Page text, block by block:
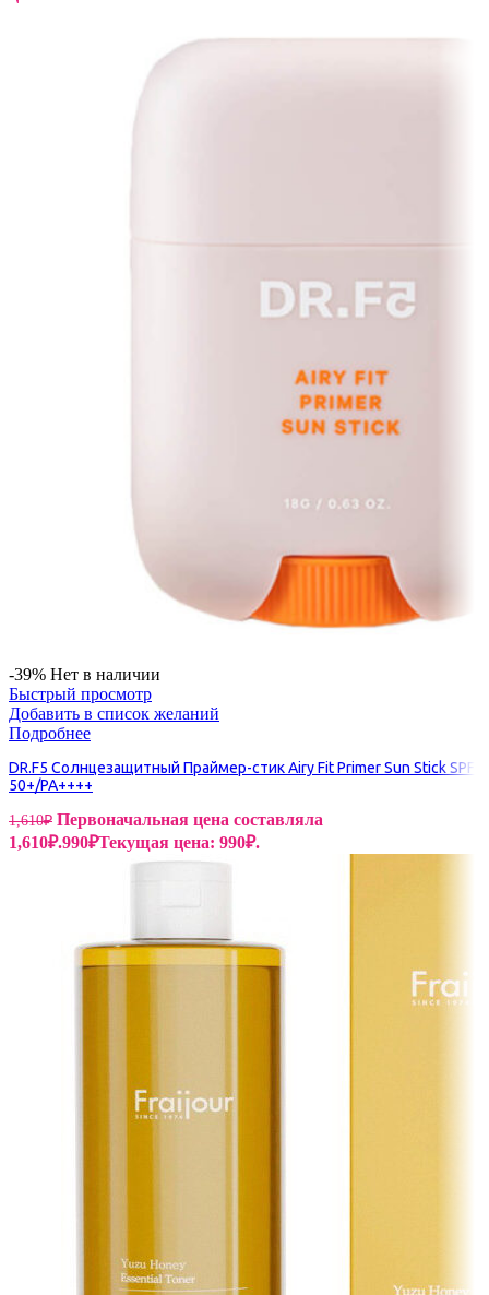
-39% Нет в наличии
Быстрый просмотр
Добавить в список желаний
Подробнее
DR.F5 Солнцезащитный Праймер-стик Airy Fit Primer Sun Stick SPF
50+/PA++++
1,610₽ Первоначальная цена составляла
1,610₽.990₽Текущая цена: 990₽.